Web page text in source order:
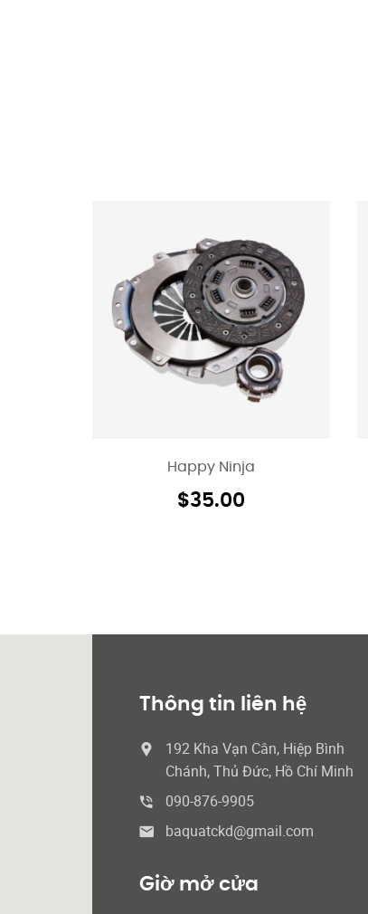
Happy Ninja
$35.00
Thông tin liên hệ
192 Kha Vạn Cân, Hiệp Bình
Chánh, Thủ Đức, Hồ Chí Minh
090-876-9905
baquatckd@gmail.com
Giờ mở cửa